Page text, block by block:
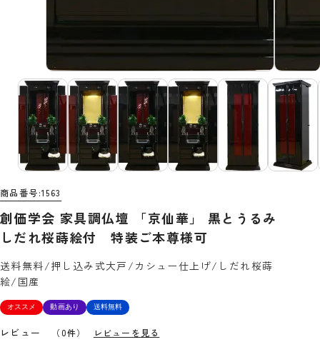
商品番号 1563
創価学会 家具調仏壇 「京仙華」 黒とうるみ
しだれ桜蒔絵付 特装ご本尊様可
送料無料/押し込み式大戸/カシュー仕上げ/しだれ桜蒔
絵/国産
オススメ 動画あり 送料無料
レビュー （0件）
レビューを見る